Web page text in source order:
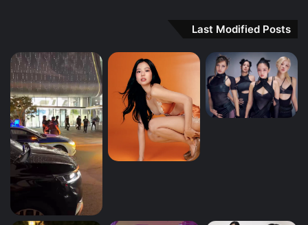
Last Modified Posts